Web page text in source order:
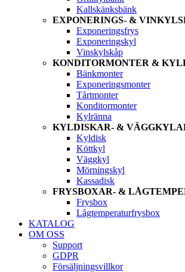
Kallskänksbänk
EXPONERINGS- &
Exponeringsfrys
Exponeringskyl
Vinskylskåp
KONDITORMONTER &
Bänkmonter
Exponeringsmonter
Tårtmonter
Konditormonter
Kylränna
KYLDISKAR- &
Kyldisk
Köttkyl
Väggkyl
Mörningskyl
Kassadisk
FRYSBOXAR- &
Frysbox
Lågtemperaturfrysbox
KATALOG
OM OSS
Support
GDPR
Försäljningsvillkor